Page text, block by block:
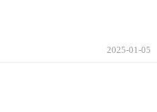
2025-01-05